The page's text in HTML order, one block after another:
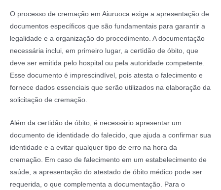
O processo de cremação em Aiuruoca exige a apresentação de
documentos específicos que são fundamentais para garantir a
legalidade e a organização do procedimento. A documentação
necessária inclui, em primeiro lugar, a certidão de óbito, que
deve ser emitida pelo hospital ou pela autoridade competente.
Esse documento é imprescindível, pois atesta o falecimento e
fornece dados essenciais que serão utilizados na elaboração da
solicitação de cremação.
Além da certidão de óbito, é necessário apresentar um
documento de identidade do falecido, que ajuda a confirmar sua
identidade e a evitar qualquer tipo de erro na hora da
cremação. Em caso de falecimento em um estabelecimento de
saúde, a apresentação do atestado de óbito médico pode ser
requerida, o que complementa a documentação. Para o